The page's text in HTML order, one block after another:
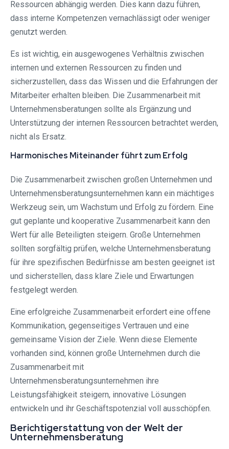
Ressourcen abhängig werden. Dies kann dazu führen,
dass interne Kompetenzen vernachlässigt oder weniger
genutzt werden.
Es ist wichtig, ein ausgewogenes Verhältnis zwischen
internen und externen Ressourcen zu finden und
sicherzustellen, dass das Wissen und die Erfahrungen der
Mitarbeiter erhalten bleiben. Die Zusammenarbeit mit
Unternehmensberatungen sollte als Ergänzung und
Unterstützung der internen Ressourcen betrachtet werden,
nicht als Ersatz.
Harmonisches Miteinander führt zum Erfolg
Die Zusammenarbeit zwischen großen Unternehmen und
Unternehmensberatungsunternehmen kann ein mächtiges
Werkzeug sein, um Wachstum und Erfolg zu fördern. Eine
gut geplante und kooperative Zusammenarbeit kann den
Wert für alle Beteiligten steigern. Große Unternehmen
sollten sorgfältig prüfen, welche Unternehmensberatung
für ihre spezifischen Bedürfnisse am besten geeignet ist
und sicherstellen, dass klare Ziele und Erwartungen
festgelegt werden.
Eine erfolgreiche Zusammenarbeit erfordert eine offene
Kommunikation, gegenseitiges Vertrauen und eine
gemeinsame Vision der Ziele. Wenn diese Elemente
vorhanden sind, können große Unternehmen durch die
Zusammenarbeit mit
Unternehmensberatungsunternehmen ihre
Leistungsfähigkeit steigern, innovative Lösungen
entwickeln und ihr Geschäftspotenzial voll ausschöpfen.
Berichtigerstattung von der Welt der
Unternehmensberatung